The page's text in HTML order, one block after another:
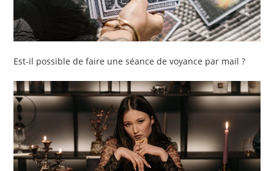
Est-il possible de faire une séance de voyance par mail ?